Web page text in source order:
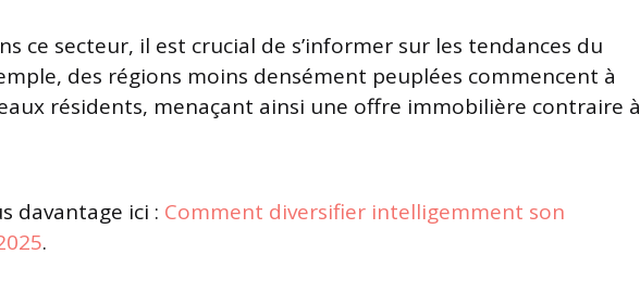
ce secteur, il est crucial de s’informer sur les tendances du
des régions moins densément peuplées commencent à
résidents, menaçant ainsi une offre immobilière contraire à
davantage ici : Comment diversifier intelligemment son
.